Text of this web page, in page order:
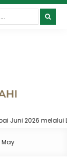
Juni 2026 melalui
May